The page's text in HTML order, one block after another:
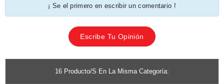
¡ Se el primero en escribir un comentario !
Escribe Tu Opinión
16 Producto/s En La Misma Categoría: